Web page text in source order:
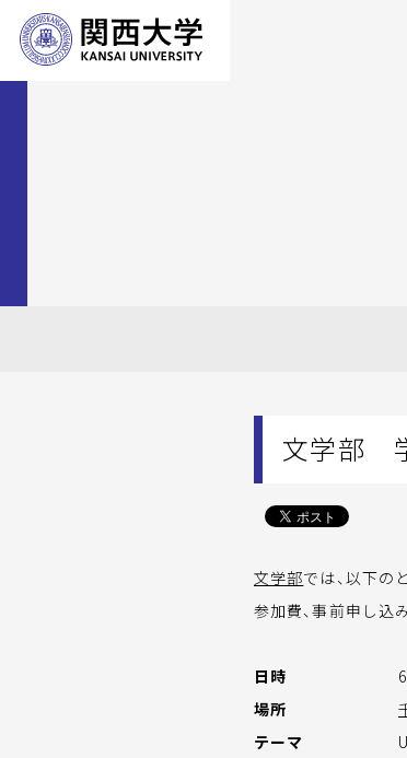
文学部
文学部では、以下の
参加費、事前申し込
日時
場所
テーマ